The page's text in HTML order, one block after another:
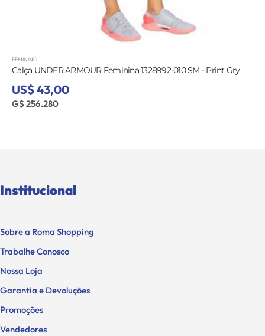
FEMININO
Calça UNDER ARMOUR Feminina 1329817-019 SM - Preto
US$ 42,00
G$ 250.320
Institucional
Sobre a Roma Shopping
Trabalhe Conosco
Nossa Loja
Garantia e Devoluções
Promoções
Vendedores